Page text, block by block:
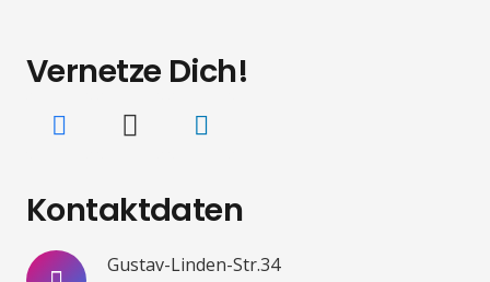
Vernetze Dich!
Kontaktdaten
Gustav-Linden-Str.34